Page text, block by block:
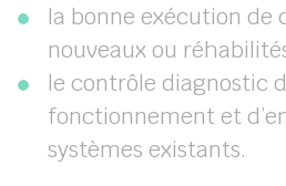
la bonne exécution de
nouveaux ou
le contrôle diagnostic
fonctionnement et
systèmes existants.